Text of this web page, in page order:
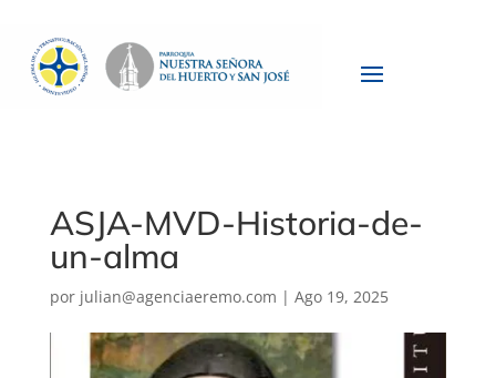
ASJA-MVD-Historia-de-
un-alma
por julian@agenciaeremo.com | Ago 19, 2025